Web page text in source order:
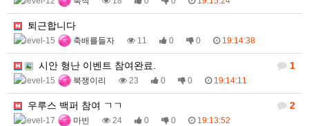
퇴근합니다
축배를들자 11 0 0 19:14:38
1
시안 형난 이벤트 참여완료.
북쟁이리 23 0 0 19:14:11
2
우루스 백퍼 참여 ㄱㄱ
마빈 24 0 0 19:13:52